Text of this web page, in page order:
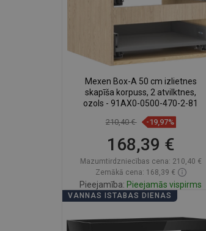
Mexen Box-A 50 cm izlietnes
skapīša korpuss, 2 atvilktnes,
ozols - 91AX0-0500-470-2-81
210,40 € -19,97%
168,39 €
Mazumtirdzniecības cena: 210,40 €
Zemākā cena: 168,39 €
Pieejamība: Pieejamās vispirms
VANNAS ISTABAS DIENAS